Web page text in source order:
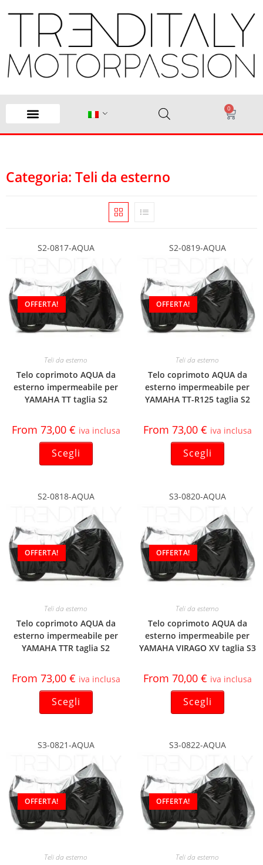
0
Categoria: Teli da esterno
S2-0817-AQUA
OFFERTA!
Teli da esterno
Telo coprimoto AQUA da
esterno impermeabile per
YAMAHA TT taglia S2
From 73,00 € iva inclusa
Scegli
S2-0819-AQUA
OFFERTA!
Teli da esterno
Telo coprimoto AQUA da
esterno impermeabile per
YAMAHA TT-R125 taglia S2
From 73,00 € iva inclusa
Scegli
S2-0818-AQUA
OFFERTA!
Teli da esterno
Telo coprimoto AQUA da
esterno impermeabile per
YAMAHA TTR taglia S2
From 73,00 € iva inclusa
Scegli
S3-0820-AQUA
OFFERTA!
Teli da esterno
Telo coprimoto AQUA da
esterno impermeabile per
YAMAHA VIRAGO XV taglia S3
From 70,00 € iva inclusa
Scegli
S3-0821-AQUA
OFFERTA!
Teli da esterno
S3-0822-AQUA
OFFERTA!
Teli da esterno